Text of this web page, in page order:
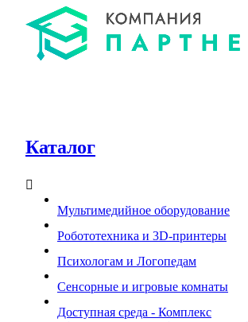
Каталог
Мультимедийное оборудование
Робототехника и 3D-принтеры
Психологам и Логопедам
Сенсорные и игровые комнаты
Доступная среда - Комплекс